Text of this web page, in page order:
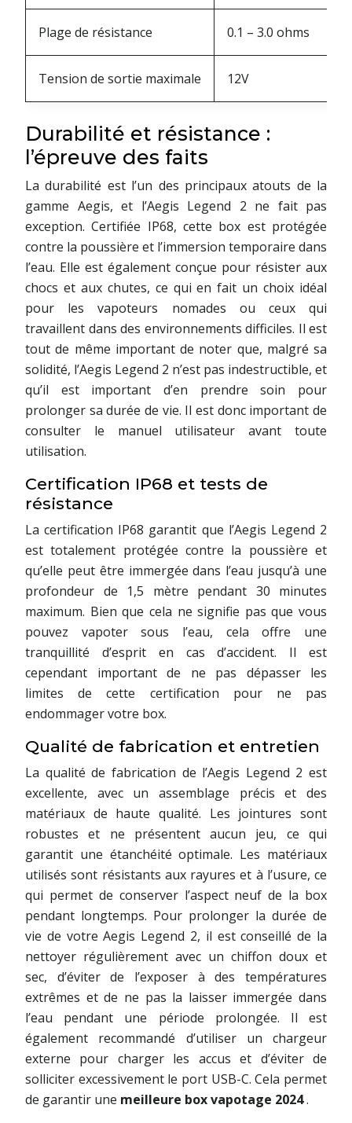
Plage de résistance 0.1 – 3.0 ohms
Tension de sortie maximale 12V
Durabilité et résistance :
l’épreuve des faits
La durabilité est l’un des principaux atouts de la
gamme Aegis, et l’Aegis Legend 2 ne fait pas
exception. Certifiée IP68, cette box est protégée
contre la poussière et l’immersion temporaire dans
l’eau. Elle est également conçue pour résister aux
chocs et aux chutes, ce qui en fait un choix idéal
pour les vapoteurs nomades ou ceux qui
travaillent dans des environnements difficiles. Il est
tout de même important de noter que, malgré sa
solidité, l’Aegis Legend 2 n’est pas indestructible, et
qu’il est important d’en prendre soin pour
prolonger sa durée de vie. Il est donc important de
consulter le manuel utilisateur avant toute
utilisation.
Certification IP68 et tests de
résistance
La certification IP68 garantit que l’Aegis Legend 2
est totalement protégée contre la poussière et
qu’elle peut être immergée dans l’eau jusqu’à une
profondeur de 1,5 mètre pendant 30 minutes
maximum. Bien que cela ne signifie pas que vous
pouvez vapoter sous l’eau, cela offre une
tranquillité d’esprit en cas d’accident. Il est
cependant important de ne pas dépasser les
limites de cette certification pour ne pas
endommager votre box.
Qualité de fabrication et entretien
La qualité de fabrication de l’Aegis Legend 2 est
excellente, avec un assemblage précis et des
matériaux de haute qualité. Les jointures sont
robustes et ne présentent aucun jeu, ce qui
garantit une étanchéité optimale. Les matériaux
utilisés sont résistants aux rayures et à l’usure, ce
qui permet de conserver l’aspect neuf de la box
pendant longtemps. Pour prolonger la durée de
vie de votre Aegis Legend 2, il est conseillé de la
nettoyer régulièrement avec un chiffon doux et
sec, d’éviter de l’exposer à des températures
extrêmes et de ne pas la laisser immergée dans
l’eau pendant une période prolongée. Il est
également recommandé d’utiliser un chargeur
externe pour charger les accus et d’éviter de
solliciter excessivement le port USB-C. Cela permet
de garantir une meilleure box vapotage 2024.